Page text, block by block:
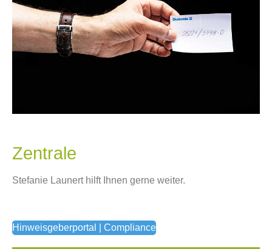
Zentrale
Stefanie Launert hilft Ihnen gerne weiter.
Hinweisgeberportal | Compliance